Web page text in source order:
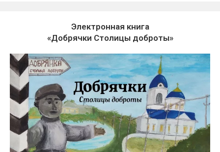
Электронная книга
«Добрячки Столицы доброты»